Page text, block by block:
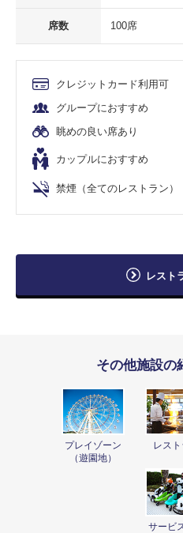
席数 100席
クレジットカード利用可
グループにおすすめ
眺めの良い席あり
カップルにおすすめ
禁煙（全てのレストラン）
レスト
その他施設の
プレイゾーン
（遊園地）
レス
サービ